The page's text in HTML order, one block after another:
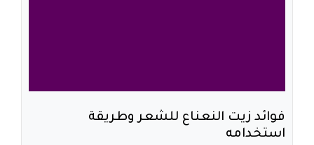
فوائد زيت النعناع للشعر وطريقة
استخدامه